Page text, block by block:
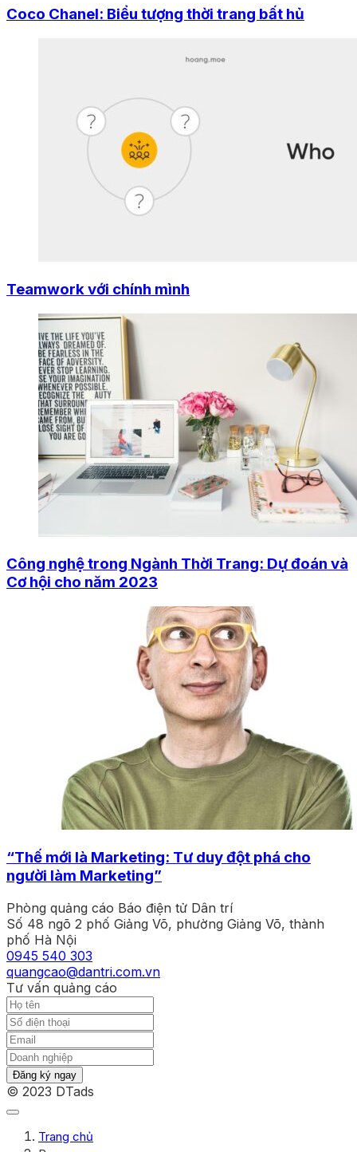
Coco Chanel: Biểu tượng thời trang bất hủ
Teamwork với chính mình
Công nghệ trong Ngành Thời Trang: Dự đoán và
Cơ hội cho năm 2023
“Thế mới là Marketing: Tư duy đột phá cho
người làm Marketing”
Phòng quảng cáo Báo điện tử Dân trí
Số 48 ngõ 2 phố Giảng Võ, phường Giảng Võ, thành
phố Hà Nội
0945 540 303
quangcao@dantri.com.vn
Tư vấn quảng cáo
Đăng ký ngay
© 2023 DTads
Trang chủ